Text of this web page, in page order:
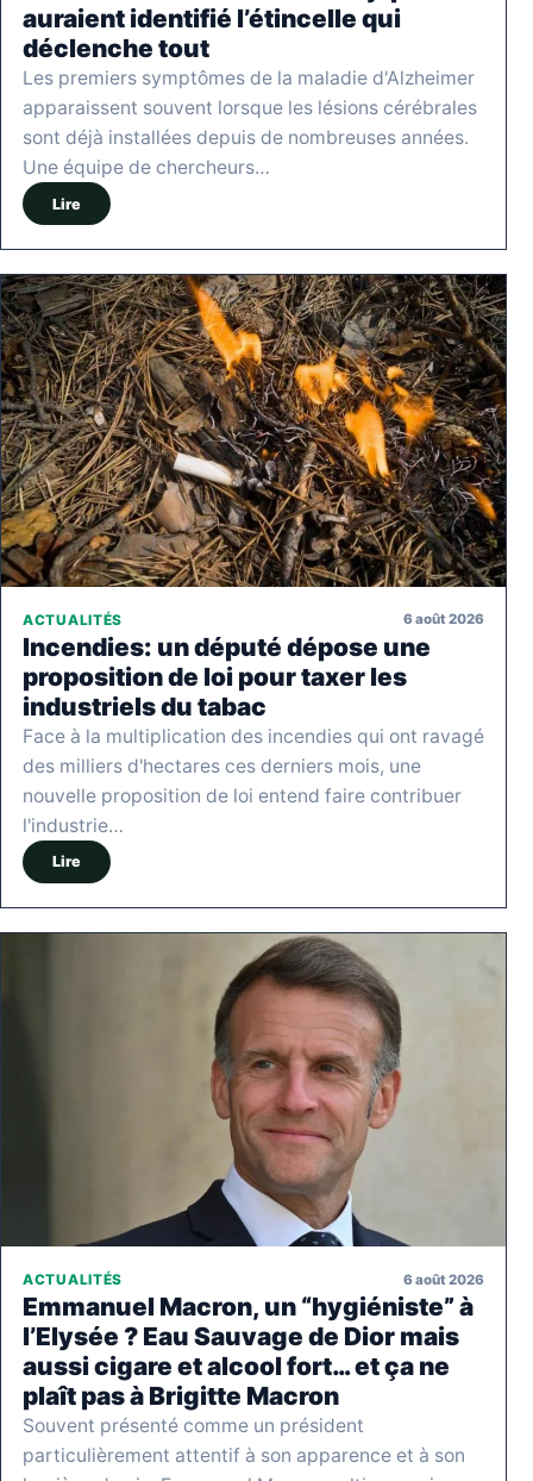
auraient identifié l’étincelle qui
déclenche tout
Les premiers symptômes de la maladie d'Alzheimer
apparaissent souvent lorsque les lésions cérébrales
sont déjà installées depuis de nombreuses années.
Une équipe de chercheurs…
Lire
ACTUALITÉS 6 août 2026
Incendies: un député dépose une
proposition de loi pour taxer les
industriels du tabac
Face à la multiplication des incendies qui ont ravagé
des milliers d'hectares ces derniers mois, une
nouvelle proposition de loi entend faire contribuer
l'industrie…
Lire
ACTUALITÉS 6 août 2026
Emmanuel Macron, un “hygiéniste” à
l’Elysée ? Eau Sauvage de Dior mais
aussi cigare et alcool fort… et ça ne
plaît pas à Brigitte Macron
Souvent présenté comme un président
particulièrement attentif à son apparence et à son